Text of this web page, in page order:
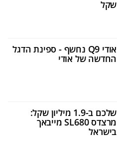
שקל
אודי Q9 נחשף - ספינת הדגל
החדשה של אודי
שלכם ב-1.9 מיליון שקל:
מרצדס SL680 מייבאך
בישראל